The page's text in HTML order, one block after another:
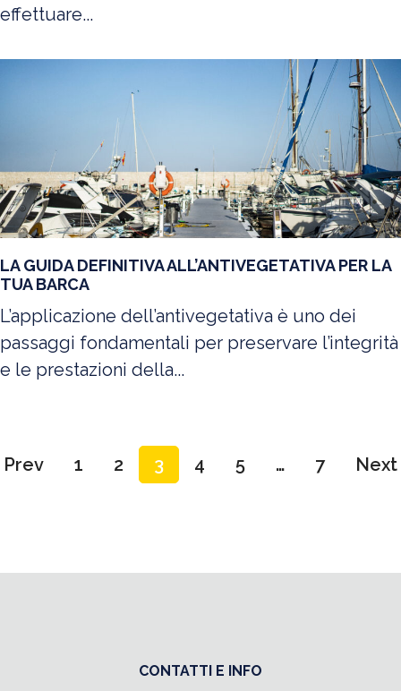
effettuare...
LA GUIDA DEFINITIVA ALL’ANTIVEGETATIVA PER LA
TUA BARCA
L’applicazione dell’antivegetativa è uno dei
passaggi fondamentali per preservare l’integrità
e le prestazioni della...
Prev 1 2 3 4 5 … 7 Next
CONTATTI E INFO